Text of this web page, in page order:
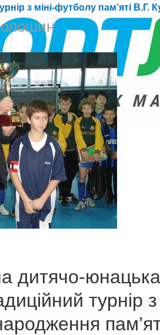
з міні-футболу пам’яті В.Г.
дитячо-
турнір